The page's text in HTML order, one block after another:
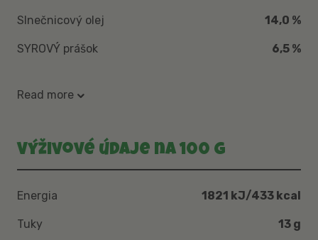
Slnečnicový olej 14,0 %
SYROVÝ prášok 6,5 %
Read more
Výživové údaje na 100 g
Energia 1821 kJ/433 kcal
Tuky 13 g